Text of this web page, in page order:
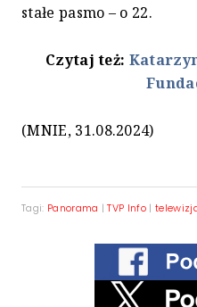
stałe pasmo – o 22.
Czytaj też:
(MNIE, 31.08.2024)
Tagi: Panorama |TVP Info |